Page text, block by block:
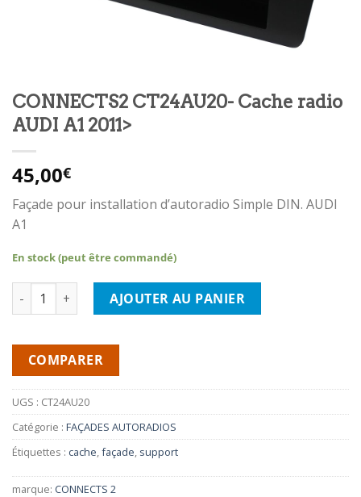
CONNECTS2 CT24AU20- Cache radio
AUDI A1 2011>
45,00€
Façade pour installation d’autoradio Simple DIN. AUDI
A1
En stock (peut être commandé)
quantité de CONNECTS2 CT24AU20- Cache radio AUDI A1
AJOUTER AU PANIER
COMPARER
UGS : CT24AU20
Catégorie : FAÇADES AUTORADIOS
Étiquettes : cache façade support
marque: CONNECTS 2